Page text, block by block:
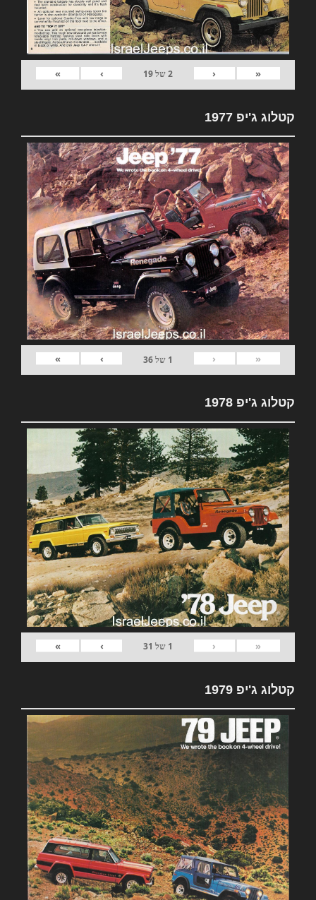
«
‹
2של19
›
»
קטלוג ג'יפ 1977
«
‹
1 של36
›
»
קטלוג ג'יפ 1978
«
‹
1 של 31
›
»
קטלוג ג'יפ 1979